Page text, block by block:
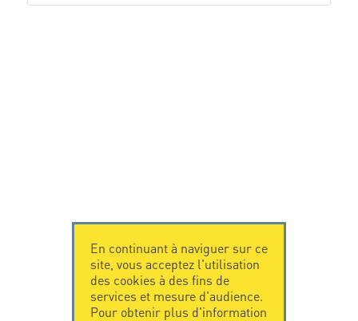
En continuant à naviguer sur ce
site, vous acceptez l'utilisation
des cookies à des fins de
services et mesure d'audience.
Pour obtenir plus d'information